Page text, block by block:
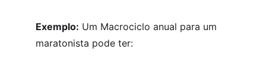
Exemplo: Um Macrociclo anual para um
maratonista pode ter: